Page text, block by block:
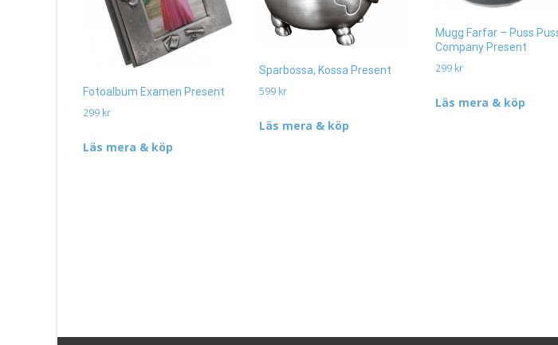
Fotoalbum Examen Present
299 kr
Läs mera & köp
Sparbössa, Kossa Present
599 kr
Läs mera & köp
Mugg Farfar – Puss
Company Present
299 kr
Läs mera & köp